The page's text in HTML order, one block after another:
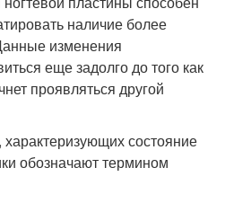
наличие более
изменения
еще задолго до того как
проявляться другой
состояние
обозначают термином